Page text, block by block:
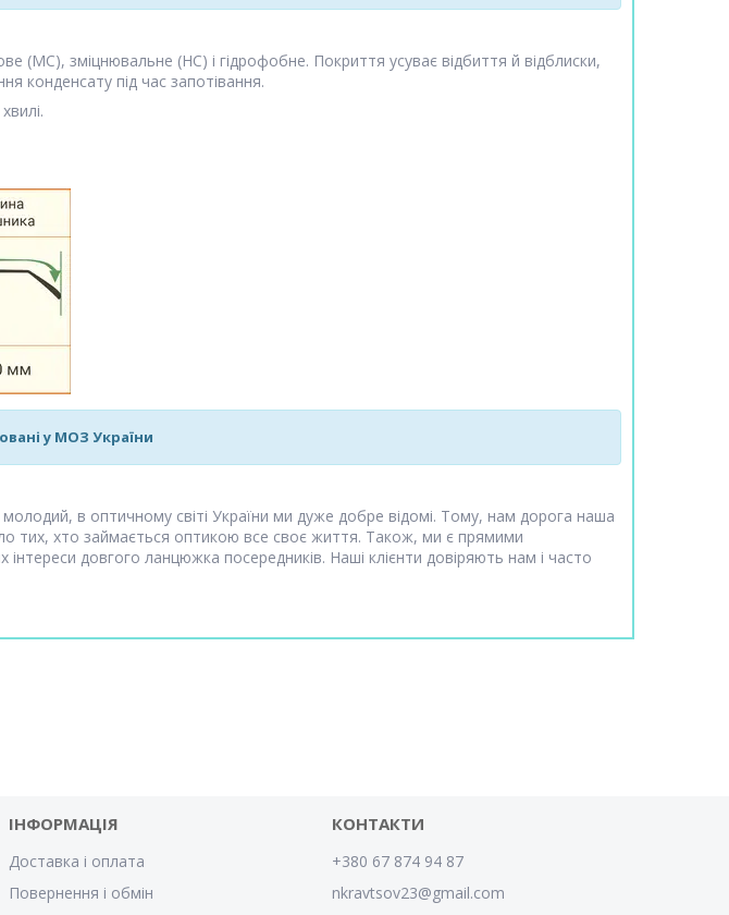
(MC), зміцнювальне (HC) і гідрофобне. Покриття усуває відбиття й відблиски,
конденсату під час запотівання.
у МОЗ України
в оптичному світі України ми дуже добре відомі. Тому, нам дорога наша
тих, хто займається оптикою все своє життя. Також, ми є прямими
довгого ланцюжка посередників. Наші клієнти довіряють нам і часто
ІНФОРМАЦІЯ
Доставка і оплата
Повернення і обмін
КОНТАКТИ
+380 67 874 94 87
nkravtsov23@gmail.com